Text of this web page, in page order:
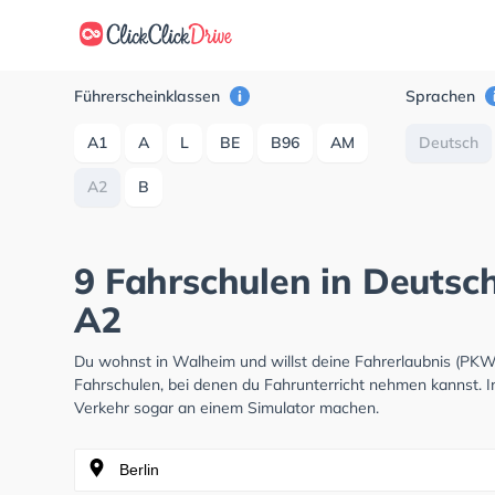
Führerscheinklassen
A1 A L BE B96 AM
A2 B
Sprachen
Deutsch
9 Fahrschulen in
A2
Du wohnst in Walheim und willst deine Fahrerlaubnis
Fahrschulen, bei denen du Fahrunterricht nehmen
Verkehr sogar an einem Simulator machen.